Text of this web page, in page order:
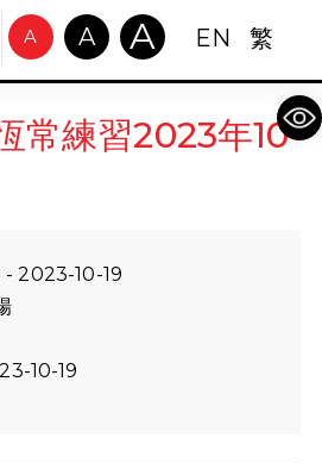
A A A EN 繁
常練習2023年10
- 2023-10-19
10-19